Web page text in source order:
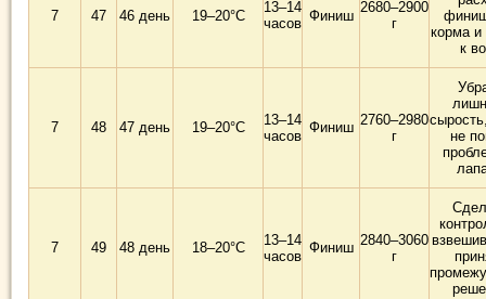
7 47 46 день 19–20°C
13–14
часов Финиш
2680–2900
г
корма и
к
7 48 47 день 19–20°C
13–14
часов
Финиш 2760–2980
г
не
7 49 48 день 18–20°C
13–14
часов
Финиш 2840–3060
г